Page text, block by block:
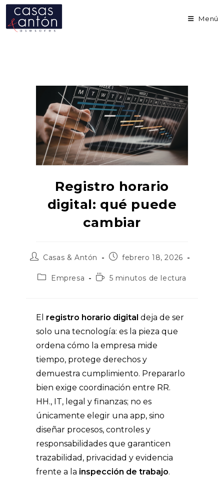
contenido
Menú
Registro horario
digital: qué puede
cambiar
AutorCasas & Antón
Publicación
la
febrero 18, 2026
Categoría
Empresa
Tiempo5 minutos de lectura
El registro horario digital deja de ser
solo una tecnología: es la pieza que
ordena cómo la empresa mide
tiempo, protege derechos y
demuestra cumplimiento. Prepararlo
bien exige coordinación entre RR.
HH., IT, legal y finanzas; no es
únicamente elegir una app, sino
diseñar procesos, controles y
responsabilidades que garanticen
trazabilidad, privacidad y evidencia
frente a la inspección de trabajo.